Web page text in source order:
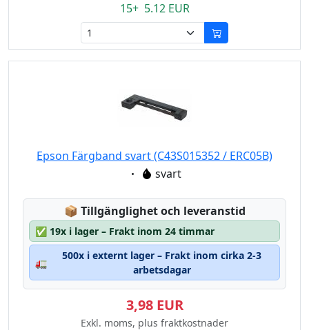
15+ 5.12 EUR
Epson Färgband svart (C43S015352 / ERC05B)
Eigenschaft:
svart
📦 Lagerstatus:
Tillgänglighet och leveranstid
✅ 19x i lager – Frakt inom 24 timmar
🚛
500x i externt lager – Frakt inom cirka 2-3
arbetsdagar
3,98 EUR
Exkl. moms, plus fraktkostnader